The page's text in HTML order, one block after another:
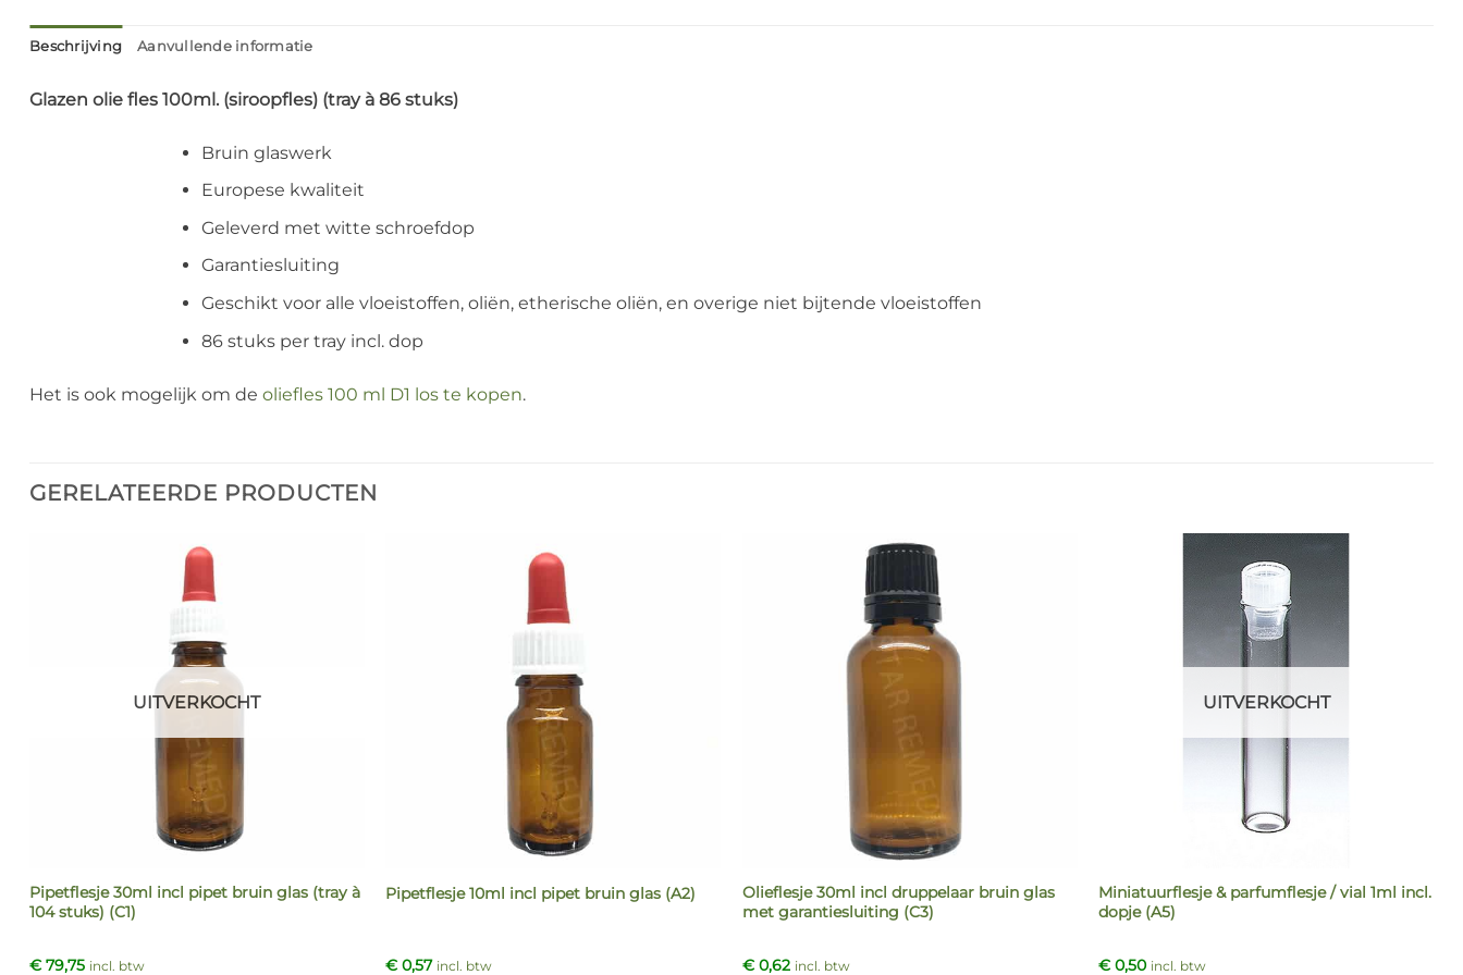
Beschrijving Aanvullende informatie
Glazen olie fles 100ml. (siroopfles) (tray à 86 stuks)
Bruin glaswerk
Europese kwaliteit
Geleverd met witte schroefdop
Garantiesluiting
Geschikt voor alle vloeistoffen, oliën, etherische oliën, en overige niet bijtende vloeistoffen
86 stuks per tray incl. dop
Het is ook mogelijk om de oliefles 100 ml D1 los te kopen.
GERELATEERDE PRODUCTEN
UITVERKOCHT
Pipetflesje 30ml incl pipet bruin glas (tray à
104 stuks) (C1)
€79,75 incl. btw
Pipetflesje 10ml incl pipet bruin glas (A2)
€0,57 incl. btw
Olieflesje 30ml incl druppelaar bruin glas
met garantiesluiting (C3)
€0,62 incl. btw
UITVERKOCHT
Miniatuurflesje & parfumflesje / vial 1ml incl.
dopje (A5)
€0,50 incl. btw